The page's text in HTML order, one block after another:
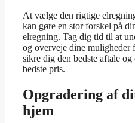
At vælge den rigtige
kan gøre en stor forskel på
elregning. Tag dig tid til at
og overveje dine muligheder
sikre dig den bedste aftale og
bedste pris.
Opgradering af
hjem